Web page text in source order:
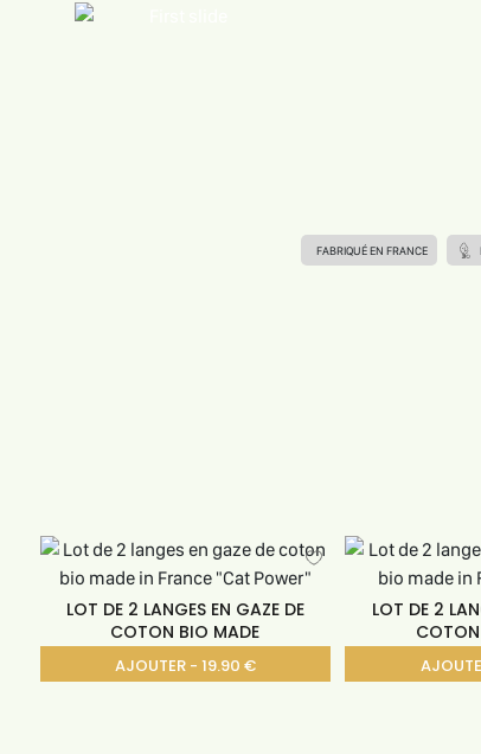
FABRIQUÉ EN FRANCE
LOT DE 2 LANGES EN GAZE DE
COTON BIO MADE
AJOUTER - 19.90 €
LOT DE 2